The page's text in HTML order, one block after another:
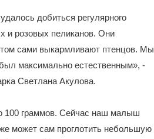
добиться регулярного
и розовых пеликанов. Они
сами выкармливают птенцов. Мы
максимально естественным», -
Светлана Акулова.
100 граммов. Сейчас наш малыш
может сам проглотить небольшую